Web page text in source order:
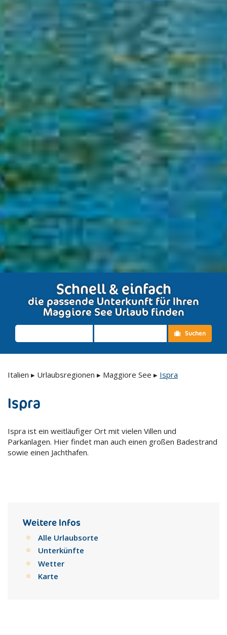
Schnell & einfach
die passende Unterkunft für Ihren
Maggiore See Urlaub finden
Suchen
Italien ▸ Urlaubsregionen ▸ Maggiore See ▸ Ispra
Ispra
Ispra ist ein weitläufiger Ort mit vielen Villen und
Parkanlagen. Hier findet man auch einen großen Badestrand
sowie einen Jachthafen.
Weitere Infos
Alle Urlaubsorte
Unterkünfte
Wetter
Karte